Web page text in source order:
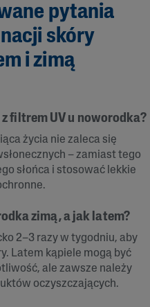
pytania
skóry
i zimą
filtrem UV u noworodka?
życia nie zaleca się
– zamiast tego
słońca i stosować lekkie
zimą, a jak latem?
2–3 razy w tygodniu, aby
Latem kąpiele mogą być
ale zawsze należy
oczyszczających.